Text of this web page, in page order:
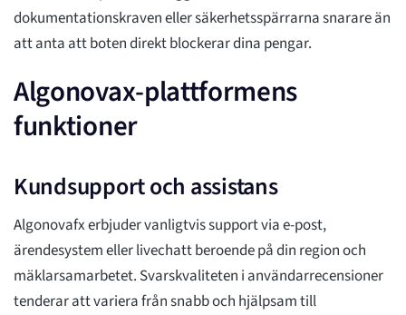
dokumentationskraven eller säkerhetsspärrarna snarare än
att anta att boten direkt blockerar dina pengar.
Algonovax-plattformens
funktioner
Kundsupport och assistans
Algonovafx erbjuder vanligtvis support via e-post,
ärendesystem eller livechatt beroende på din region och
mäklarsamarbetet. Svarskvaliteten i användarrecensioner
tenderar att variera från snabb och hjälpsam till